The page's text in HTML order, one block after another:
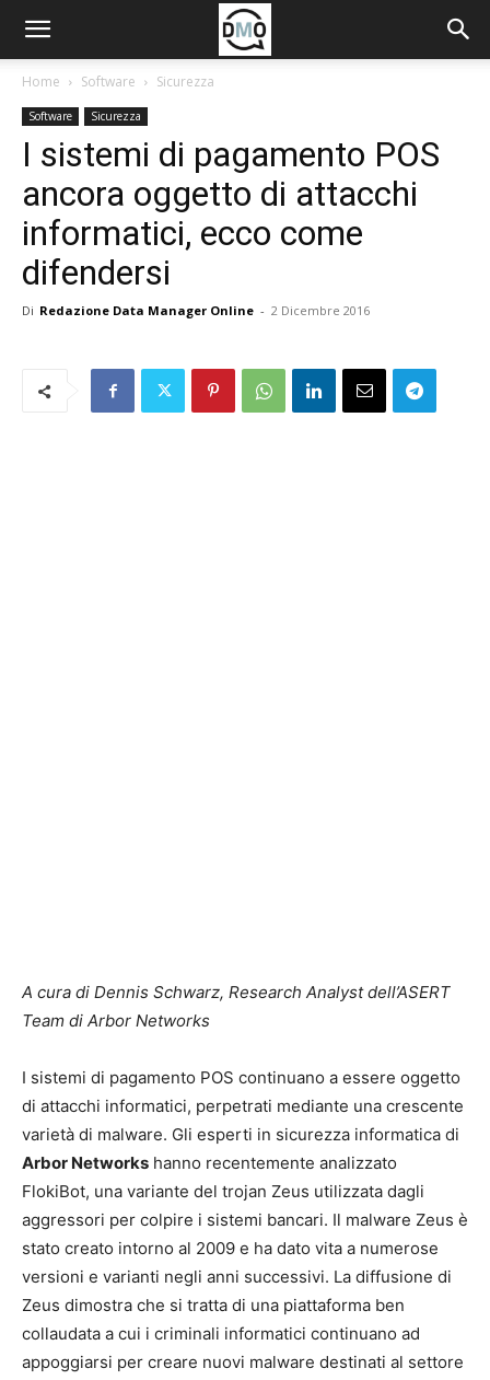
Home Software Sicurezza
Software Sicurezza
I sistemi di pagamento POS
ancora oggetto di attacchi
informatici, ecco come
difendersi
Di Redazione Data Manager Online - 2 Dicembre 2016
A cura di Dennis Schwarz, Research Analyst dell’ASERT
Team di Arbor Networks
I sistemi di pagamento POS continuano a essere oggetto
di attacchi informatici, perpetrati mediante una crescente
varietà di malware. Gli esperti in sicurezza informatica di
Arbor Networks hanno recentemente analizzato
FlokiBot, una variante del trojan Zeus utilizzata dagli
aggressori per colpire i sistemi bancari. Il malware Zeus è
stato creato intorno al 2009 e ha dato vita a numerose
versioni e varianti negli anni successivi. La diffusione di
Zeus dimostra che si tratta di una piattaforma ben
collaudata a cui i criminali informatici continuano ad
appoggiarsi per creare nuovi malware destinati al settore